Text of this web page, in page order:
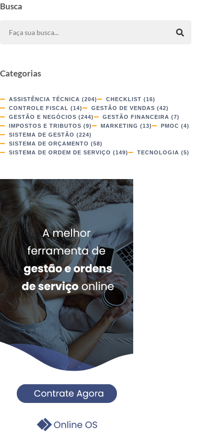
Busca
Categorias
ASSISTÊNCIA TÉCNICA (204) CHECKLIST (16)
CONTROLE FISCAL (14) GESTÃO DE VENDAS (42)
GESTÃO E NEGÓCIOS (244) GESTÃO FINANCEIRA (7)
IMPOSTOS E TRIBUTOS (9) MARKETING (13) PMOC (4)
SISTEMA DE GESTÃO (224)
SISTEMA DE ORÇAMENTO (58)
SISTEMA DE ORDEM DE SERVIÇO (149) TECNOLOGIA (5)